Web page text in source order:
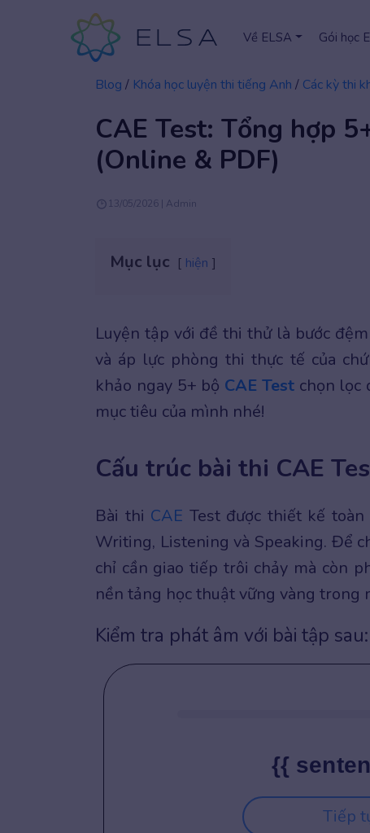
Về ELSA Gói học
Blog / Khóa học luyện thi tiếng Anh / Các kỳ thi
CAE Test: Tổng hợp
(Online & PDF)
13/05/2026 | Admin
Mục lục hiện
Luyện tập với đề thi thử là bước
và áp lực phòng thi thực tế của
khảo ngay 5+ bộ CAE Testchọn lọc
mục tiêu của mình nhé!
Cấu trúc bài thi CAE
Bài thi CAE Test được thiết kế
Writing, Listening và Speaking. Để
chỉ cần giao tiếp trôi chảy mà còn
nền tảng học thuật vững vàng trong
Kiểm tra phát âm với bài tập sau:
{{
Tiếp